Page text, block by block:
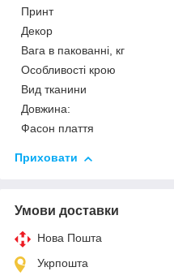
Принт
Декор
Вага в пакованні, кг
Особливості крою
Вид тканини
Довжина:
Фасон плаття
Приховати
Умови доставки
Нова Пошта
Укрпошта